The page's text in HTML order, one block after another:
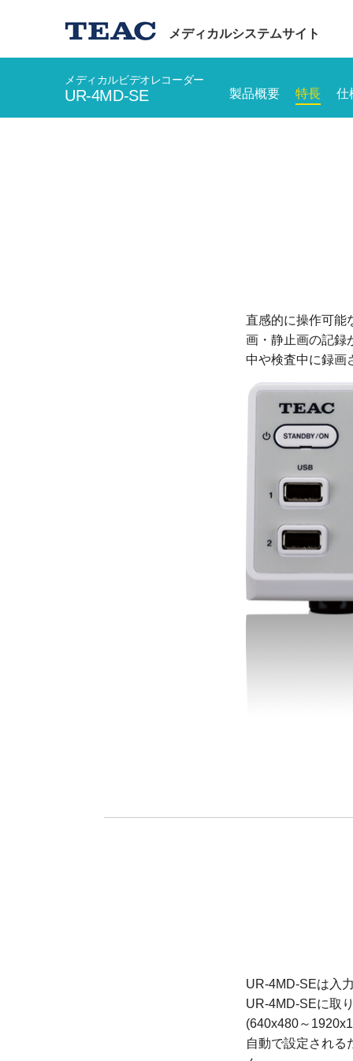
メディカルシステムサイト
メディカルビデオレコーダー
UR-4MD-SE 製品概要 特長 仕
直感的に操作可能
画・静止画の記録
中や検査中に録画
UR-4MD-SEは入
UR-4MD-SEに取
(640x480～
自動で設定される